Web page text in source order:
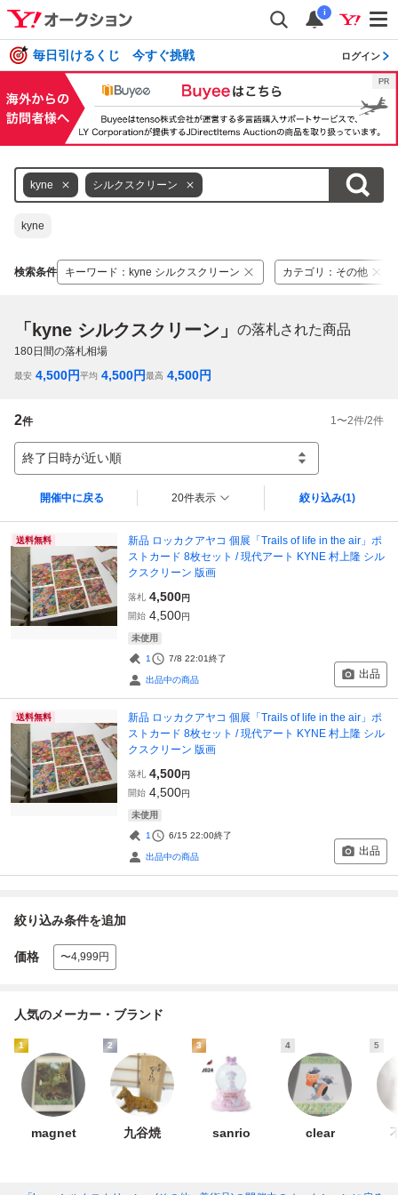
i
毎日引けるくじ 今すぐ挑戦 ログイン
kyne シルクスクリーン
kyne
検索条件 キーワード ： kyne シルクスクリーン カテゴリ ： その他
「kyne シルクスクリーン」 の落札された商品
180日間の落札相場
最安 4,500円平均 4,500円最高 4,500円
2件 1 〜2件/2件
終了日時が近い順
開催中に戻る 20件表示 絞り込み(1)
送料無料
新品 ロッカクアヤコ 個展「Trails of life in the air」ポ
ストカード 8枚セット / 現代アート KYNE 村上隆 シル
クスクリーン 版画
落札 4,500円
開始 4,500円
未使用
1 7/8 22:01終了
出品中の商品 出品
送料無料
新品 ロッカクアヤコ 個展「Trails of life in the air」ポ
ストカード 8枚セット / 現代アート KYNE 村上隆 シル
クスクリーン 版画
落札 4,500円
開始 4,500円
未使用
1 6/15 22:00終了
出品中の商品 出品
絞り込み条件を追加
価格 〜4,999円
人気のメーカー・ブランド
1
magnet
2
九谷焼
3
sanrio
4
clear
5